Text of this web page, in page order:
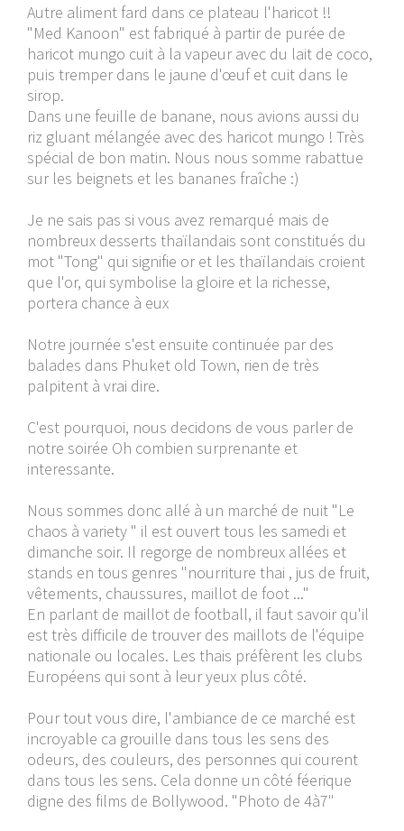
Autre aliment fard dans ce plateau l'haricot !!
"Med Kanoon" est fabriqué à partir de purée de
haricot mungo cuit à la vapeur avec du lait de coco,
puis tremper dans le jaune d'œuf et cuit dans le
sirop.
Dans une feuille de banane, nous avions aussi du
riz gluant mélangée avec des haricot mungo ! Très
spécial de bon matin. Nous nous somme rabattue
sur les beignets et les bananes fraîche :)
Je ne sais pas si vous avez remarqué mais de
nombreux desserts thaïlandais sont constitués du
mot "Tong" qui signifie or et les thaïlandais croient
que l'or, qui symbolise la gloire et la richesse,
portera chance à eux
Notre journée s'est ensuite continuée par des
balades dans Phuket old Town, rien de très
palpitent à vrai dire.
C'est pourquoi, nous decidons de vous parler de
notre soirée Oh combien surprenante et
interessante.
Nous sommes donc allé à un marché de nuit "Le
chaos à variety " il est ouvert tous les samedi et
dimanche soir. Il regorge de nombreux allées et
stands en tous genres "nourriture thai , jus de fruit,
vêtements, chaussures, maillot de foot ..."
En parlant de maillot de football, il faut savoir qu'il
est très difficile de trouver des maillots de l'équipe
nationale ou locales. Les thais préfèrent les clubs
Européens qui sont à leur yeux plus côté.
Pour tout vous dire, l'ambiance de ce marché est
incroyable ca grouille dans tous les sens des
odeurs, des couleurs, des personnes qui courent
dans tous les sens. Cela donne un côté féerique
digne des films de Bollywood. "Photo de 4à7"